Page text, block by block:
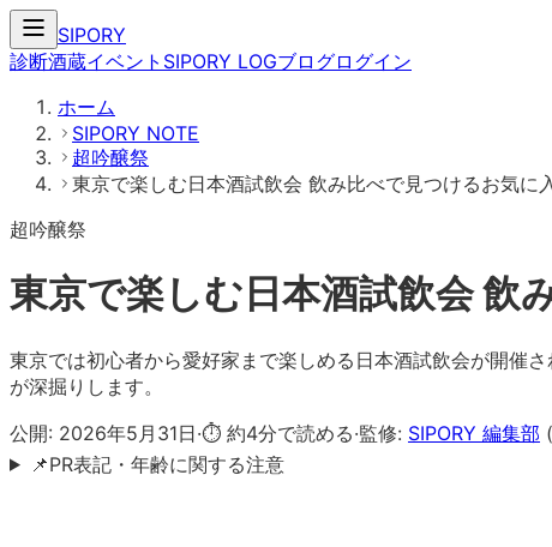
SIPORY
診断酒蔵イベント SIPORY LOGブログログイン
ホーム
SIPORY NOTE
超吟醸祭
東京で楽しむ日本酒試飲会 飲み比べで見つけるお気に
超吟醸祭
東京で楽しむ日本酒試飲会 飲
東京では初心者から愛好家まで楽しめる日本酒試飲会が開催
が深掘りします。
公開: 2026年5月31日·⏱ 約4分で読める·監修: SIPORY 編集部
📌PR表記・年齢に関する注意